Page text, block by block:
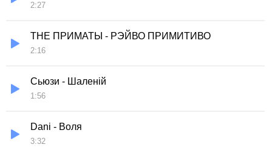
2:27
THE ПРИМАТЫ - РЭЙВО ПРИМИТИВО
2:16
Сьюзи - Шаленій
1:56
Dani - Воля
3:32